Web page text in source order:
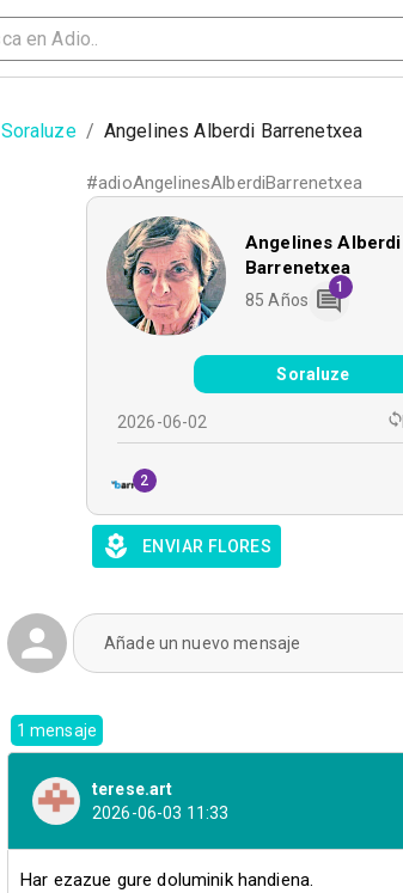
Soraluze / Angelines Alberdi Barrenetxea
#adioAngelinesAlberdiBarrenetxea
Angelines Alberdi
Barrenetxea
85 Años
1
Soraluze
2026-06-02
2
ENVIAR FLORES
Añade un nuevo mensaje
1 mensaje
terese.art
2026-06-03 11:33
Har ezazue gure doluminik handiena.